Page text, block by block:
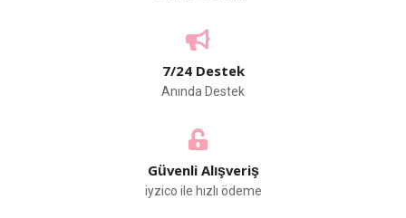
7/24 Destek
Anında Destek
Güvenli Alışveriş
iyzico ile hızlı ödeme